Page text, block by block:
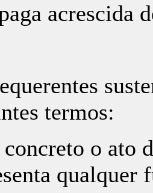
acrescida
termos:
concreto o ato
qualquer